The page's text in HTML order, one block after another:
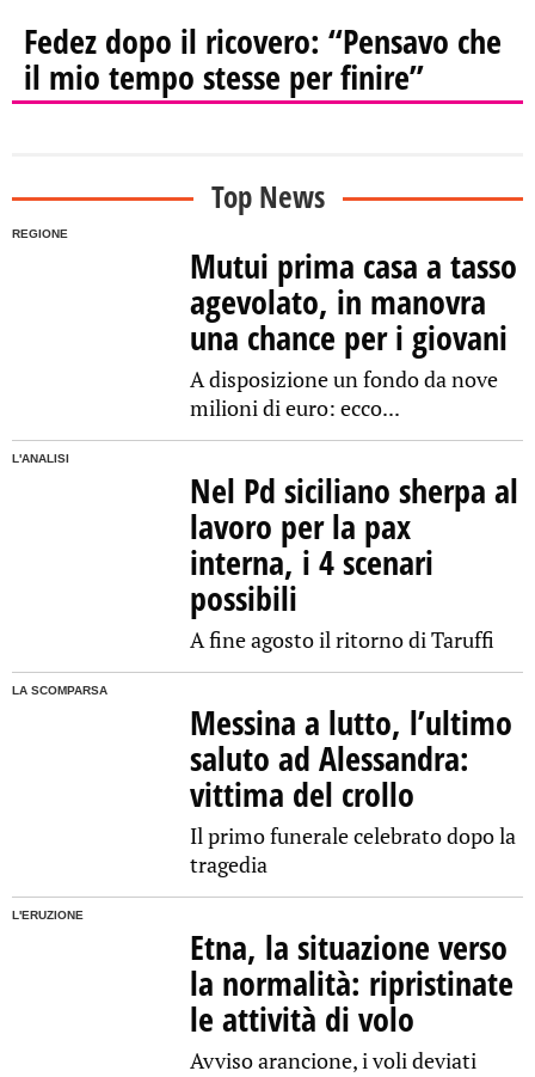
Fedez dopo il ricovero: “Pensavo che
il mio tempo stesse per finire”
Top News
REGIONE
Mutui prima casa a tasso
agevolato, in manovra
una chance per i giovani
A disposizione un fondo da nove
milioni di euro: ecco...
L'ANALISI
Nel Pd siciliano sherpa al
lavoro per la pax
interna, i 4 scenari
possibili
A fine agosto il ritorno di Taruffi
LA SCOMPARSA
Messina a lutto, l’ultimo
saluto ad Alessandra:
vittima del crollo
Il primo funerale celebrato dopo la
tragedia
L'ERUZIONE
Etna, la situazione verso
la normalità: ripristinate
le attività di volo
Avviso arancione, i voli deviati